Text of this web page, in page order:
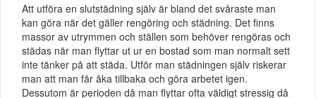
Att utföra en slutstädning själv är bland det svåraste man
kan göra när det gäller rengöring och städning. Det finns
massor av utrymmen och ställen som behöver rengöras och
städas när man flyttar ut ur en bostad som man normalt sett
inte tänker på att städa. Utför man städningen själv riskerar
man att man får åka tillbaka och göra arbetet igen.
Dessutom är perioden då man flyttar ofta väldigt stressig då